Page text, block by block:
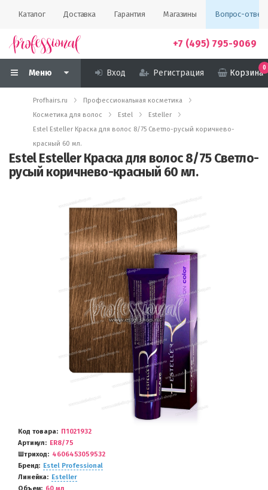
Каталог Доставка Гарантия Магазины Вопрос-ответ
+7 (495) 795-9069
Меню Вход Регистрация Корзина
0
Profhairs.ru
Профессиональная косметика
Косметика для волос
Estel
Esteller
Estel Esteller Краска для волос 8/75 Светло-русый коричнево-
красный 60 мл.
Estel Esteller Краска для волос 8/75 Светло-
русый коричнево-красный 60 мл.
Код товара
П1021932
Артикул
ER8/75
Штриход
4606453059532
Бренд
Estel Professional
Линейка
Esteller